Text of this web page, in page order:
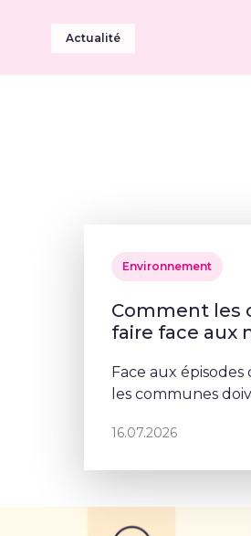
Actualité
Environnement
Comment les
faire face aux
Face aux
les communes
et la participation
16.07.2026